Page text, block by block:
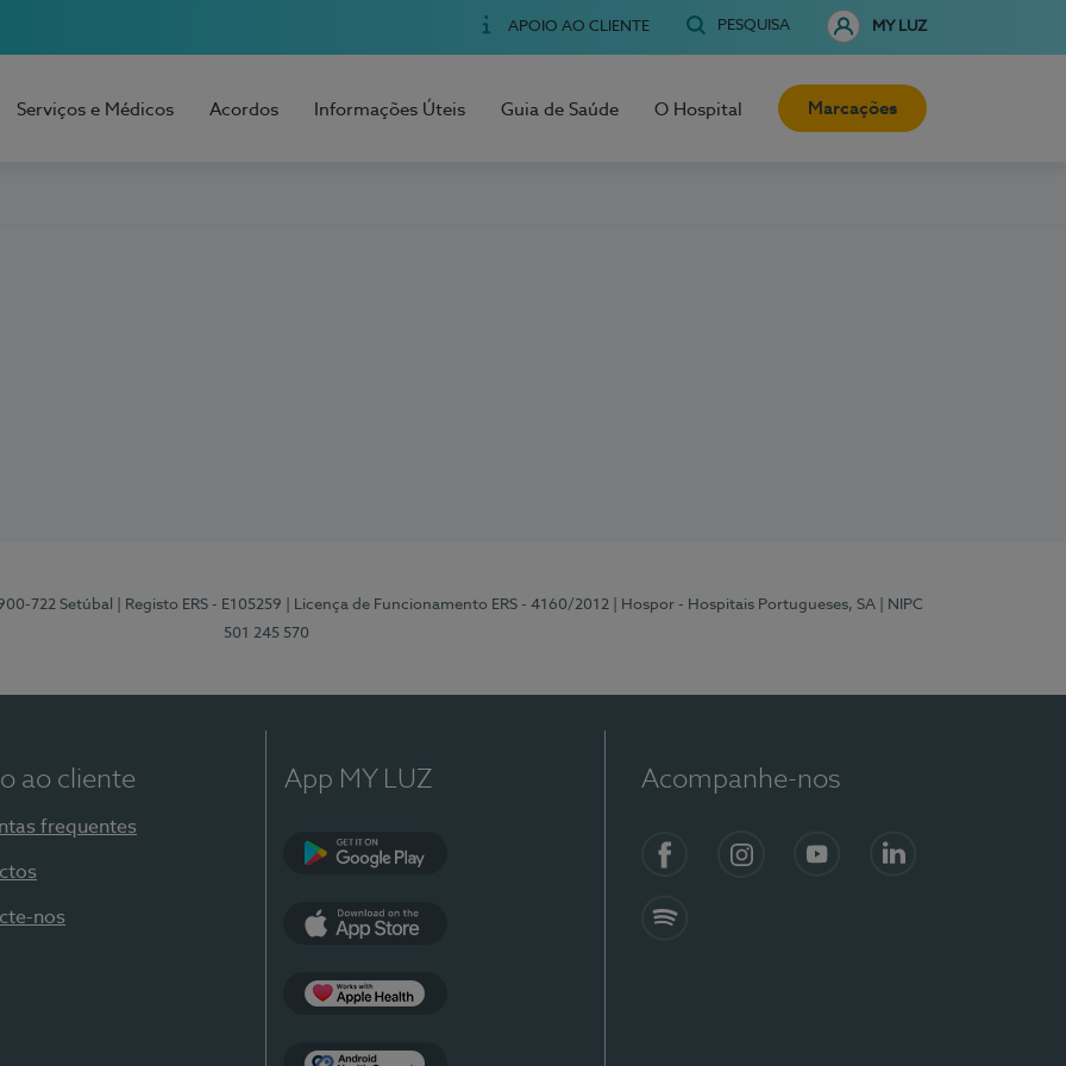
APOIO AO CLIENTE PESQUISA MY LUZ
Serviços e Médicos Acordos Informações Úteis Guia de Saúde O Hospital Marcações
722 Setúbal | Registo ERS - E105259 | Licença de Funcionamento ERS - 4160/2012 | Hospor - Hospitais Portugueses, SA
| NIPC
501 245 570
ao cliente
frequentes
nos
App MY LUZ Acompanhe-nos